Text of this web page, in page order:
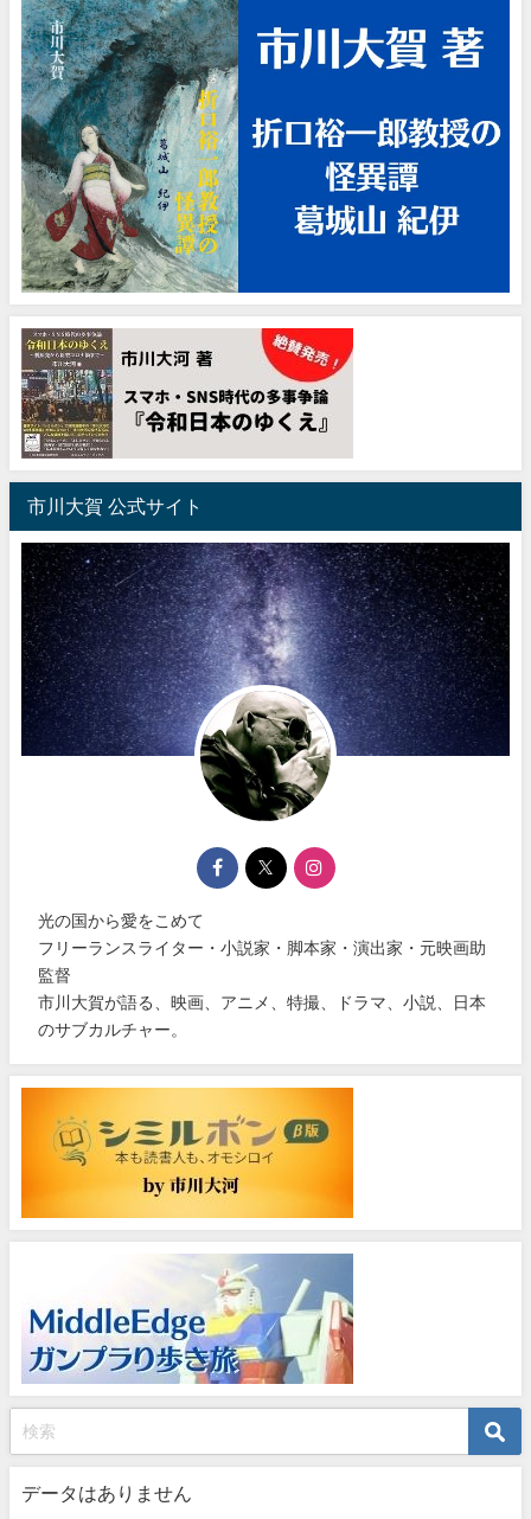
市川大賀 公式サイト
光の国から愛をこめて
フリーランスライター・小説家・脚本家・演出家・元映画助
監督
市川大賀が語る、映画、アニメ、特撮、ドラマ、小説、日本
のサブカルチャー。
データはありません